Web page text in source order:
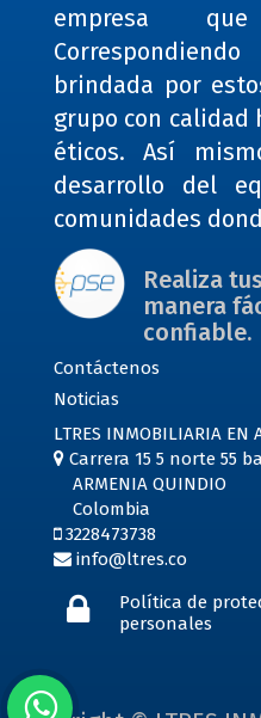
empresa
brindada por
grupo con calidad
éticos. Así
desarrollo del
comunidades
Realiza
manera
confiable.
Contáctenos
Noticias
LTRES INMOBILIARIA EN
Carrera 15 5 norte 55
ARMENIA QUINDIO
Colombia
3228473738
info@ltres.co
Política de
personales